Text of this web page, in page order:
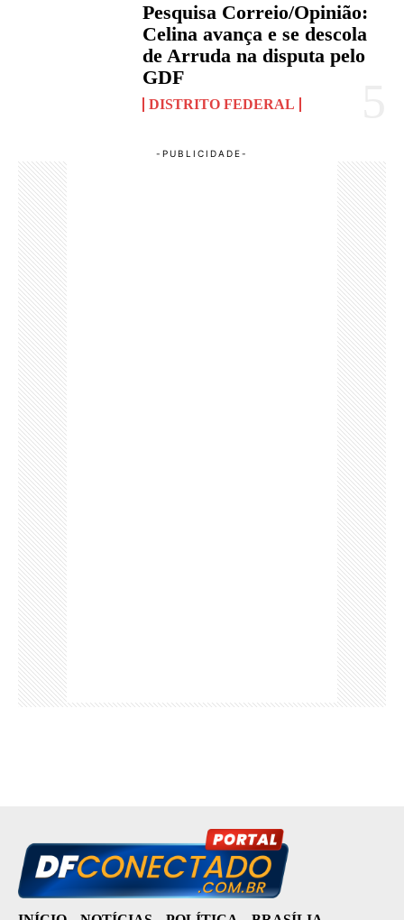
Pesquisa Correio/Opinião:
Celina avança e se descola
de Arruda na disputa pelo
GDF
DISTRITO FEDERAL